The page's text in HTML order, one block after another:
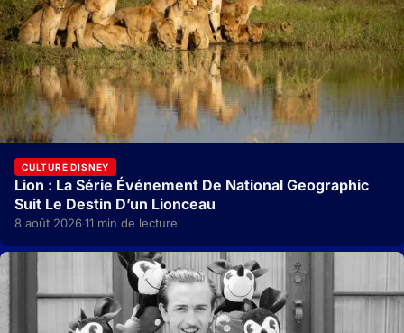
CULTURE DISNEY
Lion : La Série Événement De National Geographic
Suit Le Destin D’un Lionceau
8 août 2026·11 min de lecture